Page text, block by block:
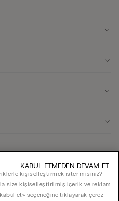
kişiselleştirmek ister misiniz?
size kişiselleştirilmiş içerik ve reklam
et» seçeneğine tıklayarak çerez
KABUL ETMEDEN DEVAM ET